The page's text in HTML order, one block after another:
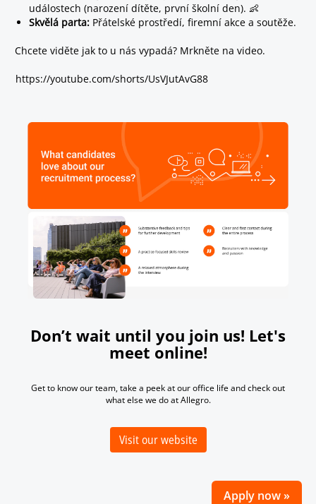
událostech (narození dítěte, první školní den). 👶
Skvělá parta: Přátelské prostředí, firemní akce a soutěže.
Chcete viděte jak to u nás vypadá? Mrkněte na video.
https://youtube.com/shorts/UsVJutAvG88
Don’t wait until you join us! Let's
meet online!
Get to know our team, take a peek at our office life and check out
what else we do at Allegro.
Visit our website
Apply now »